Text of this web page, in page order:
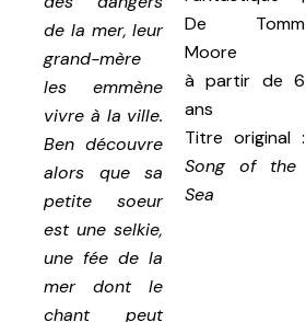
de la mer, leur
grand-mère
les emmène
vivre à la ville.
Ben découvre
alors que sa
petite soeur
est une selkie,
une fée de la
mer dont le
chant peut
De Tomm
Moore
à partir de 6
ans
Titre original :
Song of the
Sea